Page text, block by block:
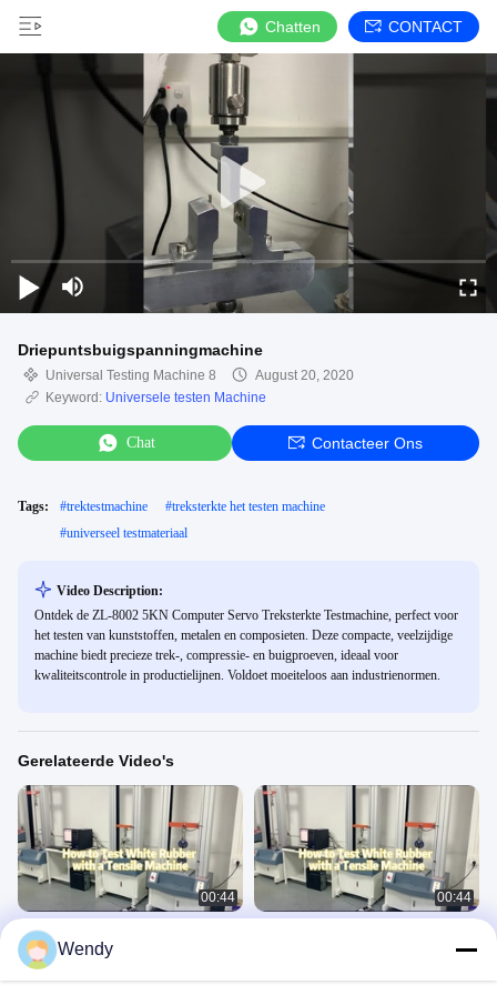
Chatten CONTACT
Driepuntsbuigspanningmachine
Universal Testing Machine 8
August 20, 2020
Keyword: Universele testen Machine
Chat Contacteer Ons
Tags: #trektestmachine #treksterkte het testen machine
#universeel testmateriaal
Video Description:
Ontdek de ZL-8002 5KN Computer Servo Treksterkte Testmachine, perfect voor
het testen van kunststoffen, metalen en composieten. Deze compacte, veelzijdige
machine biedt precieze trek-, compressie- en buigproeven, ideaal voor
kwaliteitscontrole in productielijnen. Voldoet moeiteloos aan industrienormen.
Gerelateerde Video's
00:44
Meesinstrument voor de treksterkte
van kledingstukken Universele
trektoetsmachine
Universal Testing Machine 8
00:44
Wendy